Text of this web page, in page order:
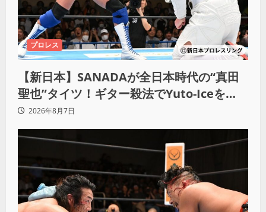
プロレス
【新日本】SANADAが全日本時代の“真田
聖也”タイツ！ギター殺法でYuto-Iceを
KO「俺と闘う時は考えろ。感じるな」
2026年8月7日